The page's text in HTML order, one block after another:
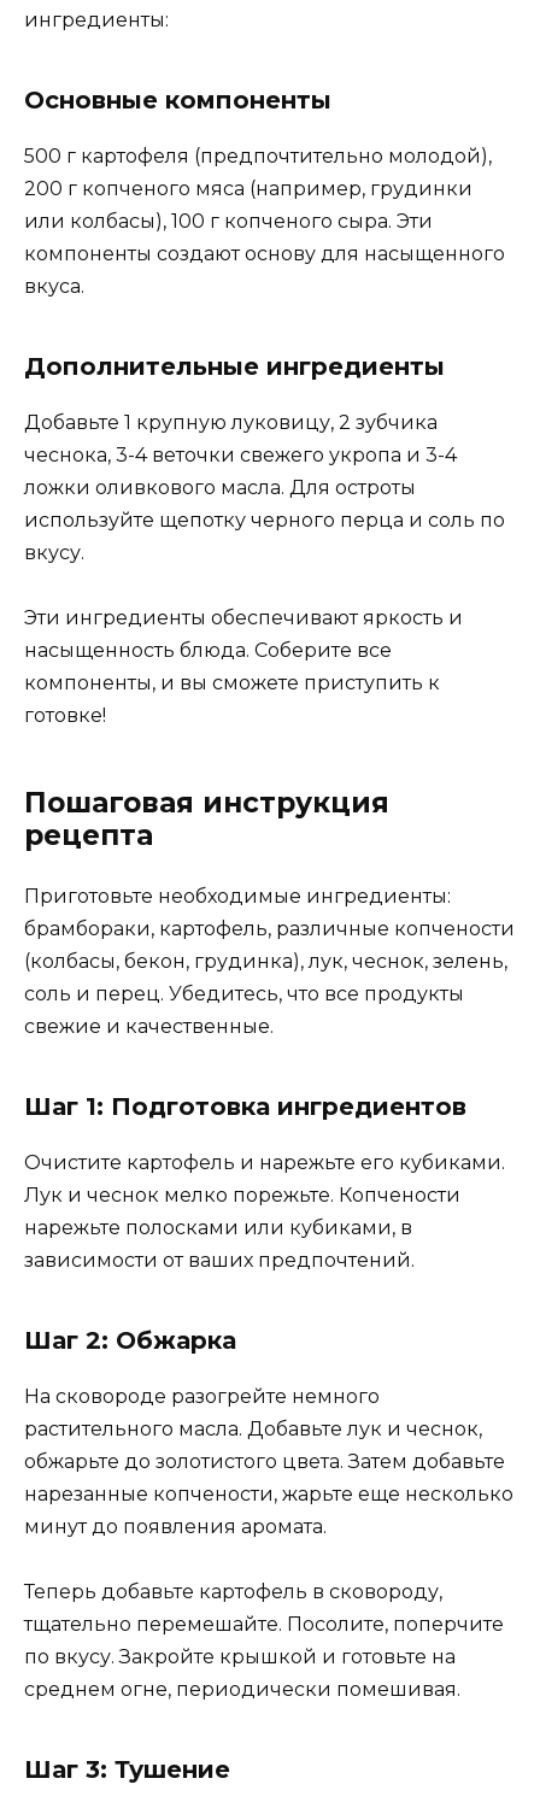
ингредиенты:
Основные компоненты
500 г картофеля (предпочтительно молодой),
200 г копченого мяса (например, грудинки
или колбасы), 100 г копченого сыра. Эти
компоненты создают основу для насыщенного
вкуса.
Дополнительные ингредиенты
Добавьте 1 крупную луковицу, 2 зубчика
чеснока, 3-4 веточки свежего укропа и 3-4
ложки оливкового масла. Для остроты
используйте щепотку черного перца и соль по
вкусу.
Эти ингредиенты обеспечивают яркость и
насыщенность блюда. Соберите все
компоненты, и вы сможете приступить к
готовке!
Пошаговая инструкция
рецепта
Приготовьте необходимые ингредиенты:
брамбораки, картофель, различные копчености
(колбасы, бекон, грудинка), лук, чеснок, зелень,
соль и перец. Убедитесь, что все продукты
свежие и качественные.
Шаг 1: Подготовка ингредиентов
Очистите картофель и нарежьте его кубиками.
Лук и чеснок мелко порежьте. Копчености
нарежьте полосками или кубиками, в
зависимости от ваших предпочтений.
Шаг 2: Обжарка
На сковороде разогрейте немного
растительного масла. Добавьте лук и чеснок,
обжарьте до золотистого цвета. Затем добавьте
нарезанные копчености, жарьте еще несколько
минут до появления аромата.
Теперь добавьте картофель в сковороду,
тщательно перемешайте. Посолите, поперчите
по вкусу. Закройте крышкой и готовьте на
среднем огне, периодически помешивая.
Шаг 3: Тушение